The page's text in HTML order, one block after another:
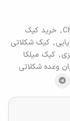
, خرید کیک
, کیک شکلاتی
, کیک میلکا
وعده شکلاتی